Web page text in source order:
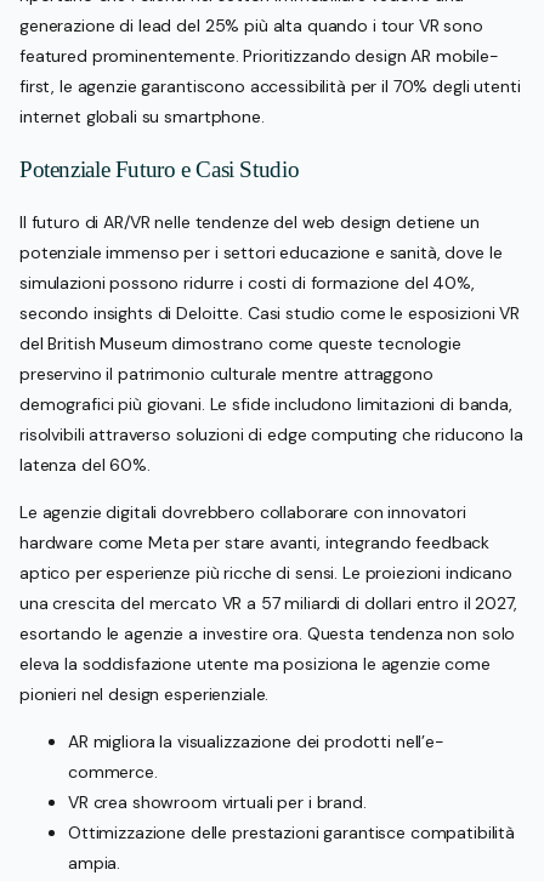
generazione di lead del 25% più alta quando i tour VR sono
featured prominentemente. Prioritizzando design AR mobile-
first, le agenzie garantiscono accessibilità per il 70% degli utenti
internet globali su smartphone.
Potenziale Futuro e Casi Studio
Il futuro di AR/VR nelle tendenze del web design detiene un
potenziale immenso per i settori educazione e sanità, dove le
simulazioni possono ridurre i costi di formazione del 40%,
secondo insights di Deloitte. Casi studio come le esposizioni VR
del British Museum dimostrano come queste tecnologie
preservino il patrimonio culturale mentre attraggono
demografici più giovani. Le sfide includono limitazioni di banda,
risolvibili attraverso soluzioni di edge computing che riducono la
latenza del 60%.
Le agenzie digitali dovrebbero collaborare con innovatori
hardware come Meta per stare avanti, integrando feedback
aptico per esperienze più ricche di sensi. Le proiezioni indicano
una crescita del mercato VR a 57 miliardi di dollari entro il 2027,
esortando le agenzie a investire ora. Questa tendenza non solo
eleva la soddisfazione utente ma posiziona le agenzie come
pionieri nel design esperienziale.
AR migliora la visualizzazione dei prodotti nell’e-
commerce.
VR crea showroom virtuali per i brand.
Ottimizzazione delle prestazioni garantisce compatibilità
ampia.